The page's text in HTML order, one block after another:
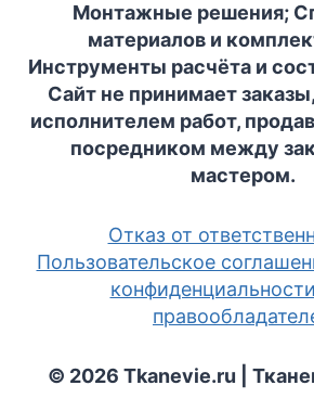
Монтажные решения;
материалов и
Инструменты расчёта и
Сайт не принимает
исполнителем работ,
посредником между
мастером.
Отказ от
Пользовательское
конфиденциальности
© 2026 Tkanevie.ru |